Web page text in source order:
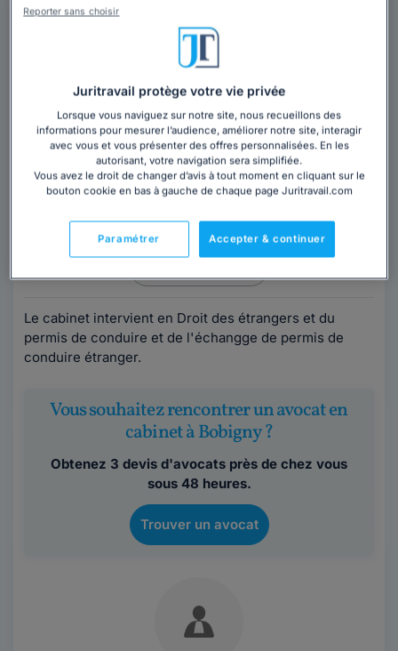
domaines suivants:- Droit des sociétés:...
Maître Amadou TALL
Seine-Saint-Denis
Le cabinet intervient en Droit des étrangers et du
permis de conduire et de l'échangge de permis de
conduire étranger.
Vous souhaitez rencontrer un avocat en
cabinet à Bobigny ?
Obtenez 3 devis d'avocats près de chez vous
sous 48 heures.
Trouver un avocat
Juritravail protège votre vie privée
Lorsque vous naviguez sur notre site, nous recueillons des
informations pour mesurer l’audience, améliorer notre site, interagir
avec vous et vous présenter des offres personnalisées. En les
autorisant, votre navigation sera simplifiée.
Vous avez le droit de changer d’avis à tout moment en cliquant sur le
bouton cookie en bas à gauche de chaque page Juritravail.com
Accepter & continuer
Paramétrer
Reporter sans choisir